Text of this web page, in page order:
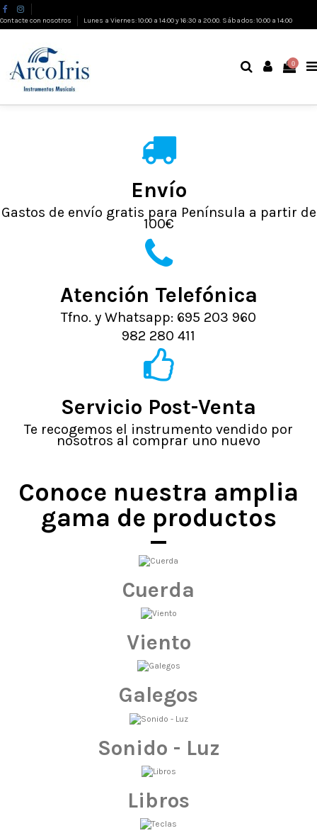
Contacte con nosotros Lunes a Viernes: 10:00 a 14:00 y 16:30 a 20:00. Sábados: 10:00 a 14:00
0
Envío
Gastos de envío gratis para Península a partir de
100€
Atención Telefónica
Tfno. y Whatsapp: 695 203 960
982 280 411
Servicio Post-Venta
Te recogemos el instrumento vendido por
nosotros al comprar uno nuevo
Conoce nuestra amplia
gama de productos
Cuerda
Viento
Galegos
Sonido - Luz
Libros